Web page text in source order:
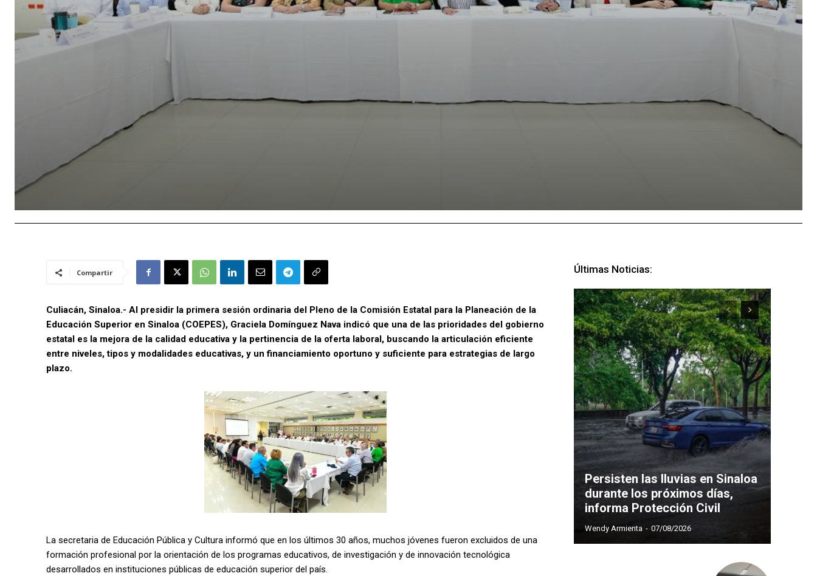
Compartir
Culiacán, Sinaloa.- Al presidir la primera sesión ordinaria del Pleno de la Comisión Estatal para la Planeación de la
Educación Superior en Sinaloa (COEPES), Graciela Domínguez Nava indicó que una de las prioridades del gobierno
estatal es la mejora de la calidad educativa y la pertinencia de la oferta laboral, buscando la articulación eficiente
entre niveles, tipos y modalidades educativas, y un financiamiento oportuno y suficiente para estrategias de largo
plazo.
La secretaria de Educación Pública y Cultura informó que en los últimos 30 años, muchos jóvenes fueron excluidos de una
formación profesional por la orientación de los programas educativos, de investigación y de innovación tecnológica
desarrollados en instituciones públicas de educación superior del país.
Últimas Noticias:
Persisten las lluvias en Sinaloa
durante los próximos días,
informa Protección Civil
Wendy Armienta - 07/08/2026